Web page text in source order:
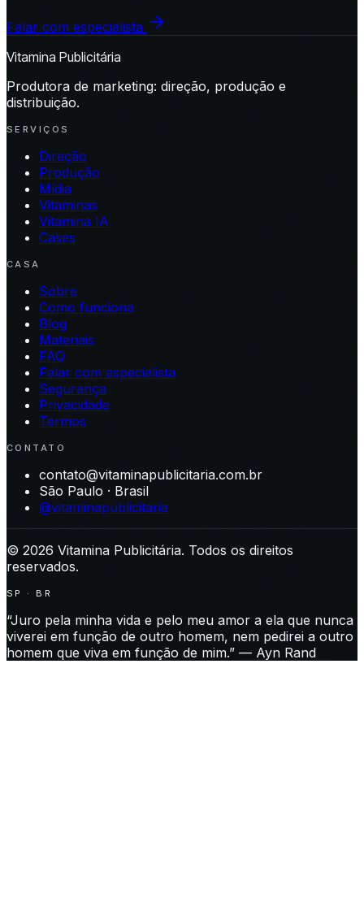
Falar com especialista
Vitamina Publicitária
Produtora de marketing: direção, produção e
distribuição.
SERVIÇOS
Direção
Produção
Mídia
Vitaminas
Vitamina IA
Cases
CASA
Sobre
Como funciona
Blog
Materiais
FAQ
Falar com especialista
Segurança
Privacidade
Termos
CONTATO
contato@vitaminapublicitaria.com.br
São Paulo · Brasil
@vitaminapublicitaria
© 2026 Vitamina Publicitária. Todos os direitos
reservados.
SP · BR
“Juro pela minha vida e pelo meu amor a ela que nunca
viverei em função de outro homem, nem pedirei a outro
homem que viva em função de mim.” — Ayn Rand